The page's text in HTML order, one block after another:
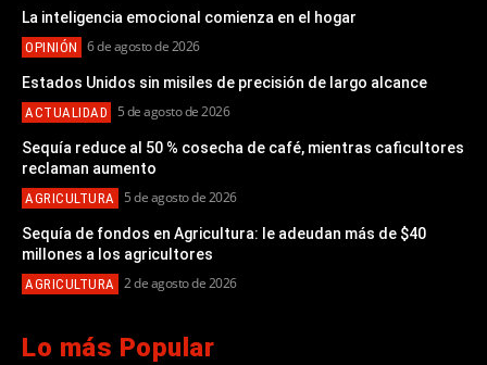
La inteligencia emocional comienza en el hogar
OPINIÓN 6 de agosto de 2026
Estados Unidos sin misiles de precisión de largo alcance
ACTUALIDAD 5 de agosto de 2026
Sequía reduce al 50 % cosecha de café, mientras caficultores
reclaman aumento
AGRICULTURA 5 de agosto de 2026
Sequía de fondos en Agricultura: le adeudan más de $40
millones a los agricultores
AGRICULTURA 2 de agosto de 2026
Lo más Popular